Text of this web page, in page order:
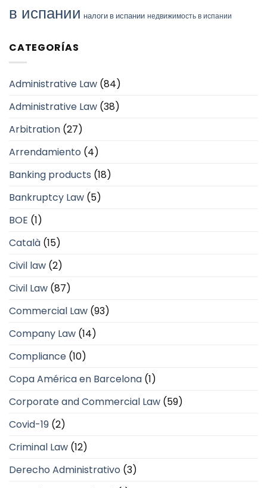
в испании налоги в испании недвижимость в испании
CATEGORÍAS
Administrative Law (84)
Administrative Law (38)
Arbitration (27)
Arrendamiento (4)
Banking products (18)
Bankruptcy Law (5)
BOE (1)
Català (15)
Civil law (2)
Civil Law (87)
Commercial Law (93)
Company Law (14)
Compliance (10)
Copa América en Barcelona (1)
Corporate and Commercial Law (59)
Covid-19 (2)
Criminal Law (12)
Derecho Administrativo (3)